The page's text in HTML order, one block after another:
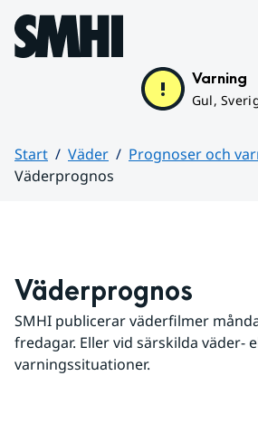
Hoppa till sidans innehåll
Varning
Gul,
Start Väder
Prognoser och
Väderprognos
Väderprognos
SMHI publicerar väderfilmer
fredagar. Eller vid särskilda väder-
varningssituationer.